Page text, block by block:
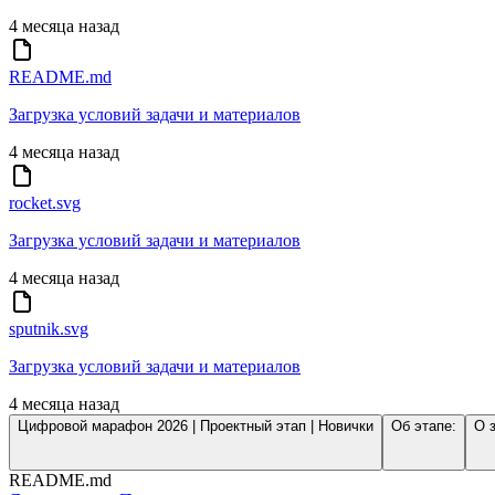
4 месяца назад
README.md
Загрузка условий задачи и материалов
4 месяца назад
rocket.svg
Загрузка условий задачи и материалов
4 месяца назад
sputnik.svg
Загрузка условий задачи и материалов
4 месяца назад
Цифровой марафон 2026 | Проектный этап | Новички Об этапе: О
README.md